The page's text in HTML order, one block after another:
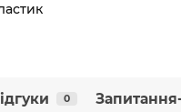
0